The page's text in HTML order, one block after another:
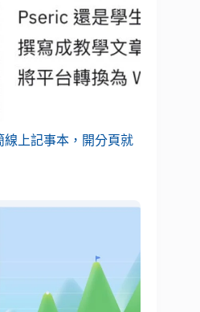
線上記事本，開分頁就